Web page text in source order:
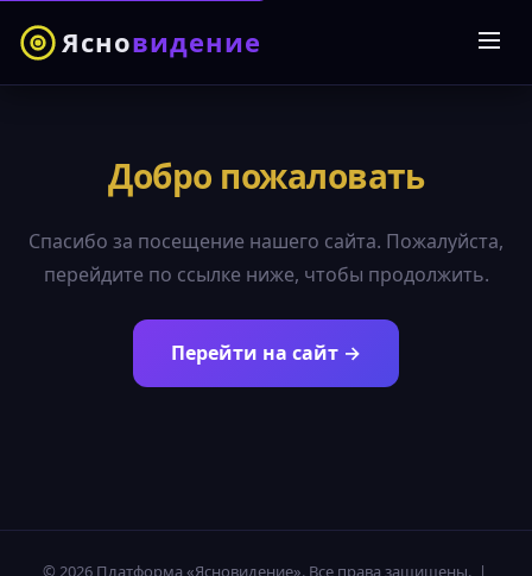
Ясновидение
Добро пожаловать
Спасибо за посещение нашего сайта. Пожалуйста,
перейдите по ссылке ниже, чтобы продолжить.
Перейти на сайт →
© 2026 Платформа «Ясновидение». Все права защищены. |